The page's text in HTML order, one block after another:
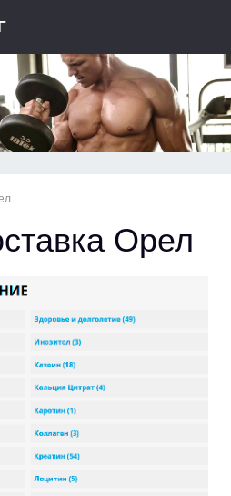
Орел